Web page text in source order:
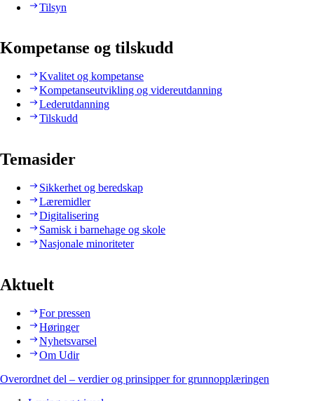
Tilsyn
Kompetanse og tilskudd
Kvalitet og kompetanse
Kompetanseutvikling og videreutdanning
Lederutdanning
Tilskudd
Temasider
Sikkerhet og beredskap
Læremidler
Digitalisering
Samisk i barnehage og skole
Nasjonale minoriteter
Aktuelt
For pressen
Høringer
Nyhetsvarsel
Om Udir
Overordnet del – verdier og prinsipper for grunnopplæringen